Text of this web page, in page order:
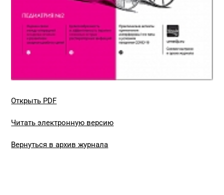
Открыть PDF
Читать электронную версию
Вернуться в архив журнала